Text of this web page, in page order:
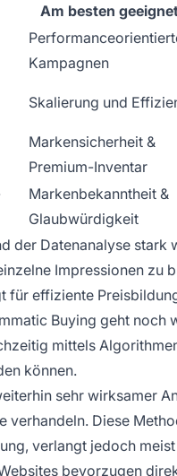
Am besten
Kampagnen
Skalierung und
Markensicherheit &
Premium-Inventar
Markenbekanntheit &
Glaubwürdigkeit
der Datenanalyse stark
Impressionen zu
effiziente
Buying geht noch
mittels
können.
sehr wirksamer
verhandeln. Diese
verlangt jedoch
bevorzugen